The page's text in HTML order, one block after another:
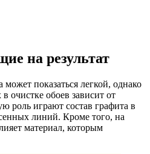
на результат
может показаться легкой, однако
очистке обоев зависит от
роль играют состав графита в
линий. Кроме того, на
материал, которым